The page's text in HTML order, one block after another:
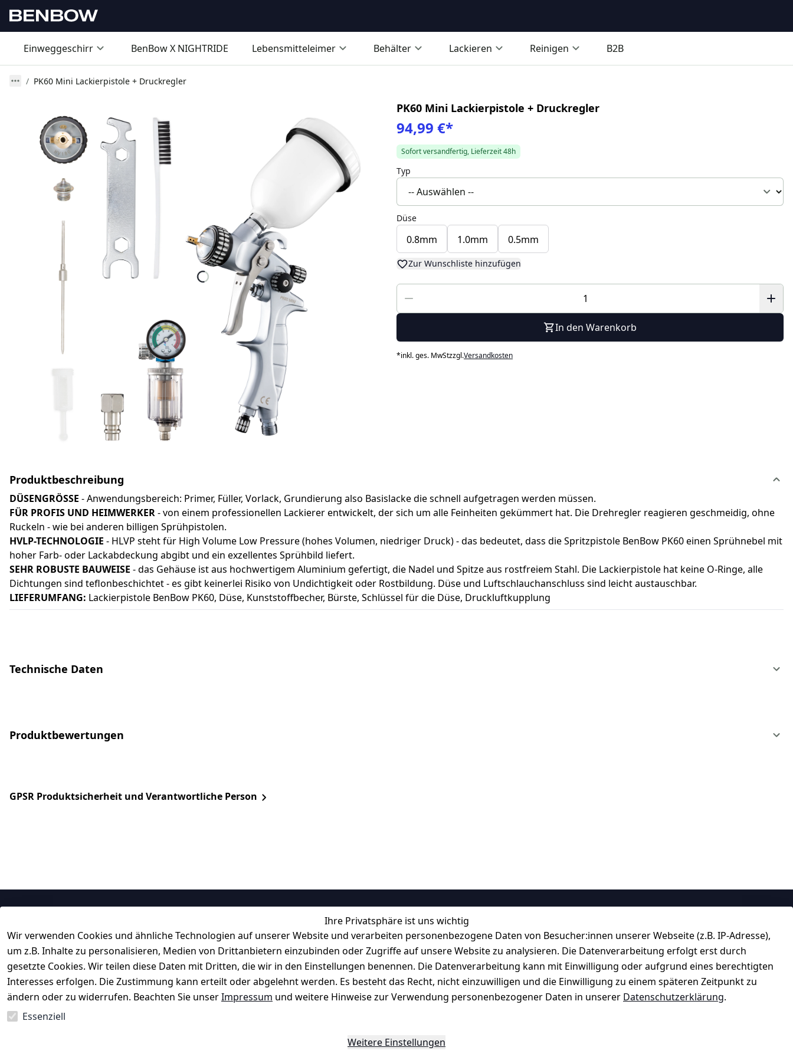
Einweggeschirr BenBow X NIGHTRIDE Lebensmitteleimer Behälter Lackieren Reinigen B2B
PK60 Mini Lackierpistole + Druckregler
PK60 Mini Lackierpistole + Druckregler
94,99 €*
Sofort versandfertig, Lieferzeit 48h
Typ
Düse
0.8mm 1.0mm 0.5mm
Zur Wunschliste hinzufügen
In den Warenkorb
*inkl. ges. MwStzzgl.Versandkosten
Produktbeschreibung
DÜSENGRÖSSE - Anwendungsbereich: Primer, Füller, Vorlack, Grundierung also Basislacke die schnell aufgetragen werden müssen.
FÜR PROFIS UND HEIMWERKER- von einem professionellen Lackierer entwickelt, der sich um alle Feinheiten gekümmert hat. Die Drehregler reagieren geschmeidig, ohne
Ruckeln - wie bei anderen billigen Sprühpistolen.
HVLP-TECHNOLOGIE - HLVP steht für High Volume Low Pressure (hohes Volumen, niedriger Druck) - das bedeutet, dass die Spritzpistole BenBow PK60 einen Sprühnebel mit
hoher Farb- oder Lackabdeckung abgibt und ein exzellentes Sprühbild liefert.
SEHR ROBUSTE BAUWEISE - das Gehäuse ist aus hochwertigem Aluminium gefertigt, die Nadel und Spitze aus rostfreiem Stahl. Die Lackierpistole hat keine O-Ringe, alle
Dichtungen sind teflonbeschichtet - es gibt keinerlei Risiko von Undichtigkeit oder Rostbildung. Düse und Luftschlauchanschluss sind leicht austauschbar.
LIEFERUMFANG: Lackierpistole BenBow PK60, Düse, Kunststoffbecher, Bürste, Schlüssel für die Düse, Druckluftkupplung
Technische Daten
Produktbewertungen
GPSR Produktsicherheit und Verantwortliche Person
Ihre Privatsphäre ist uns wichtig
Wir verwenden Cookies und ähnliche Technologien auf unserer Website und verarbeiten personenbezogene Daten von Besucher:innen unserer Webseite (z.B. IP-Adresse),
um z.B. Inhalte zu personalisieren, Medien von Drittanbietern einzubinden oder Zugriffe auf unsere Website zu analysieren. Die Datenverarbeitung erfolgt erst durch
gesetzte Cookies. Wir teilen diese Daten mit Dritten, die wir in den Einstellungen benennen. Die Datenverarbeitung kann mit Einwilligung oder aufgrund eines berechtigten
Interesses erfolgen. Die Zustimmung kann erteilt oder abgelehnt werden. Es besteht das Recht, nicht einzuwilligen und die Einwilligung zu einem späteren Zeitpunkt zu
ändern oder zu widerrufen. Beachten Sie unserImpressum und weitere Hinweise zur Verwendung personenbezogener Daten in unserer Datenschutzerklärung.
Essenziell
Weitere Einstellungen
Impressum
Datenschutzerklärung
Barrierefreiheitserklärung
Widerrufsrecht
Kontakt
Registrieren
Rechnungskauf möglich. Kontakt
Informationen
Retourenlager:
Eichenallee 3, 06184
Kabelsketal
info@konsystem.de
★★★★☆
Top-Verkäufer
★★★★★